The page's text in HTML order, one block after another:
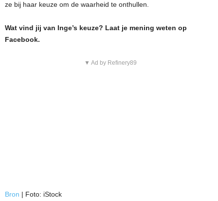
ze bij haar keuze om de waarheid te onthullen.
Wat vind jij van Inge’s keuze? Laat je mening weten op
Facebook.
▼ Ad by Refinery89
Bron | Foto: iStock